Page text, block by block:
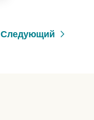
Следующий